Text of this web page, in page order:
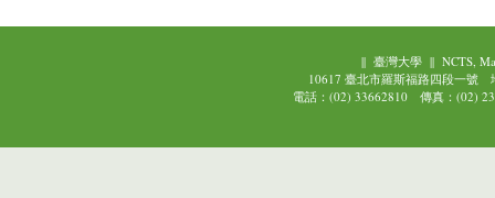
|| 臺灣大學|| NCTS,
10617 臺北市羅斯福路四段一號
電話：(02) 33662810 傳真：(02)